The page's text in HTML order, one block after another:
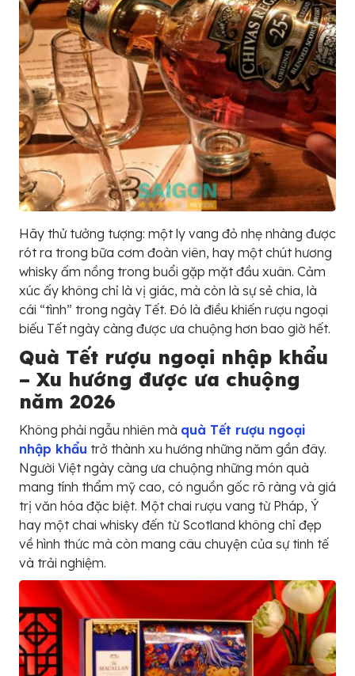
Hãy thử tưởng tượng: một ly vang đỏ nhẹ nhàng được
rót ra trong bữa cơm đoàn viên, hay một chút hương
whisky ấm nồng trong buổi gặp mặt đầu xuân. Cảm
xúc ấy không chỉ là vị giác, mà còn là sự sẻ chia, là
cái “tình” trong ngày Tết. Đó là điều khiến rượu ngoại
biếu Tết ngày càng được ưa chuộng hơn bao giờ hết.
Quà Tết rượu ngoại nhập khẩu
– Xu hướng được ưa chuộng
năm 2026
Không phải ngẫu nhiên mà quà Tết rượu ngoại
nhập khẩu trở thành xu hướng những năm gần đây.
Người Việt ngày càng ưa chuộng những món quà
mang tính thẩm mỹ cao, có nguồn gốc rõ ràng và giá
trị văn hóa đặc biệt. Một chai rượu vang từ Pháp, Ý
hay một chai whisky đến từ Scotland không chỉ đẹp
về hình thức mà còn mang câu chuyện của sự tinh tế
và trải nghiệm.